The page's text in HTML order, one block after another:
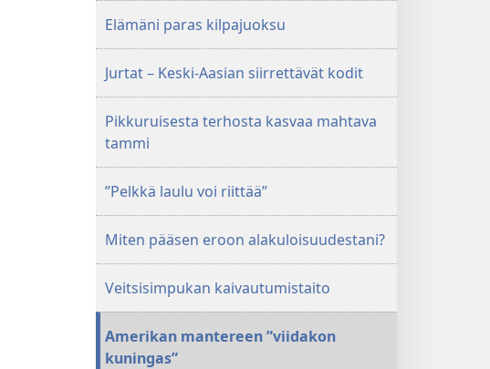
Elämäni paras kilpajuoksu
Jurtat – Keski-Aasian siirrettävät kodit
Pikkuruisesta terhosta kasvaa mahtava
tammi
”Pelkkä laulu voi riittää”
Miten pääsen eroon alakuloisuudestani?
Veitsisimpukan kaivautumistaito
Amerikan mantereen ”viidakon
kuningas”